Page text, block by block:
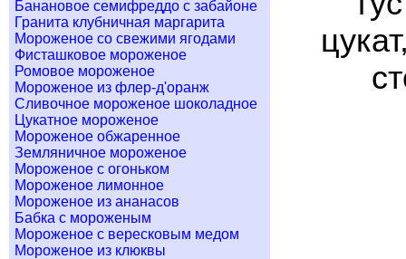
Банановое семифреддо с забайоне
Гранита клубничная маргарита
Мороженое со свежими ягодами
Фисташковое мороженое
Ромовое мороженое
Мороженое из флер-д'оранж
Сливочное мороженое шоколадное
Цукатное мороженое
Мороженое обжаренное
Земляничное мороженое
Мороженое с огоньком
Мороженое лимонное
Мороженое из ананасов
Бабка с мороженым
Мороженое с вересковым медом
Мороженое из клюквы